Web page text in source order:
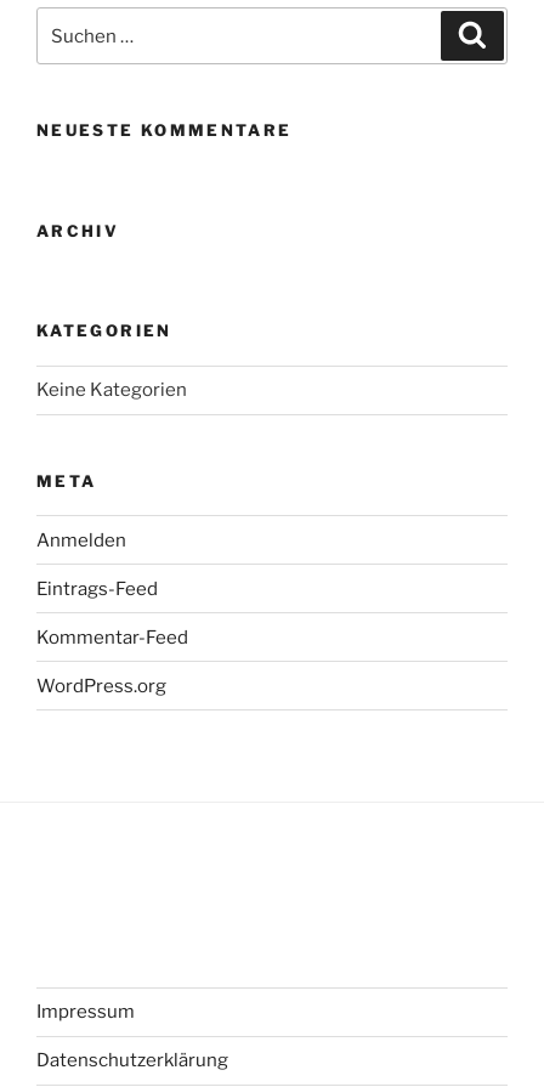
nach:
NEUESTE KOMMENTARE
ARCHIV
KATEGORIEN
Keine Kategorien
META
Anmelden
Eintrags-Feed
Kommentar-Feed
WordPress.org
Impressum
Datenschutzerklärung